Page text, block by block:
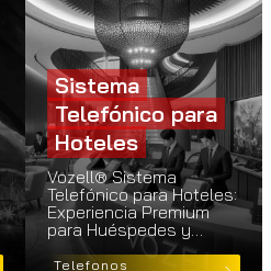
Sistema
Telefónico para
Hoteles
Vozell® Sistema
Telefónico para Hoteles:
Experiencia Premium
para Huéspedes y…
Telefonos